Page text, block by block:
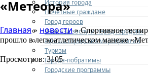
История города
Почетные граждане
Город героев
Знак «За заслуги перед городом»
Афиша городских мероприятий
Туризм
Города-побратимы
Городские программы
«Метеора»
Главная» новости» Спортивное
прошло в легкоатлетическом манеже
Просмотров: 3105